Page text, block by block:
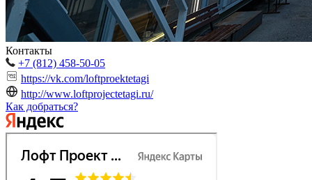
Контакты
+7 (812) 458-50-05
https://vk.com/loftproektetagi
http://www.loftprojectetagi.ru/
Как добраться?